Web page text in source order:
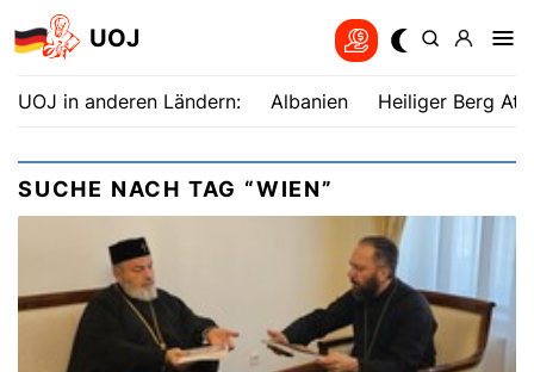
UOJ
UOJ in anderen Ländern: Albanien Heiliger Berg
SUCHE NACH TAG “WIEN”